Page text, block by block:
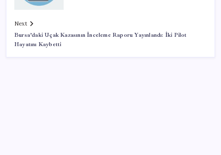
Next
Bursa’daki Uçak Kazasının İnceleme Raporu Yayınlandı: İki Pilot
Hayatını Kaybetti